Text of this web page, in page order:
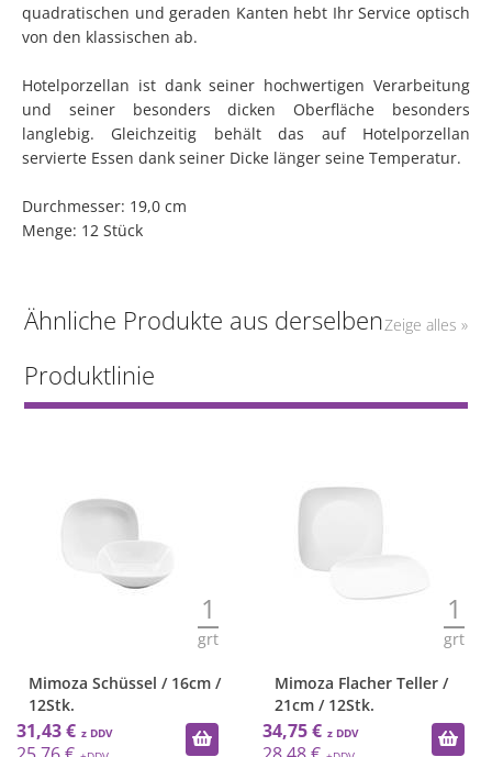
quadratischen und geraden Kanten hebt Ihr Service optisch
von den klassischen ab.
Hotelporzellan ist dank seiner hochwertigen Verarbeitung
und seiner besonders dicken Oberfläche besonders
langlebig. Gleichzeitig behält das auf Hotelporzellan
servierte Essen dank seiner Dicke länger seine Temperatur.
Durchmesser: 19,0 cm
Menge: 12 Stück
Ähnliche Produkte aus derselben
Produktlinie
Zeige alles »
1
grt
Mimoza Schüssel / 16cm /
12Stk.
31,43 €
1
grt
Mimoza Flacher Teller /
21cm / 12Stk.
34,75 €